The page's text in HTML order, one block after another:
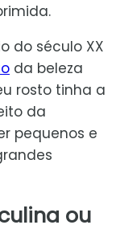
do século XX
da beleza
rosto tinha a
da
pequenos e
ou